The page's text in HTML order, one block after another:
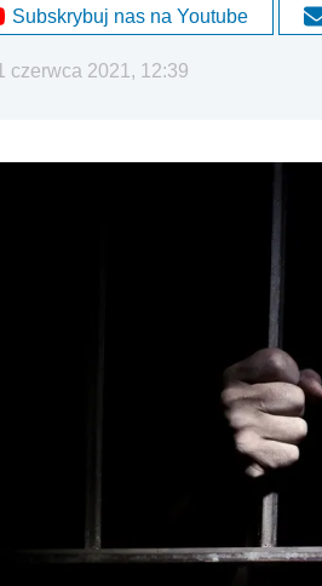
Subskrybuj nas na Youtube
czerwca 2021, 12:39